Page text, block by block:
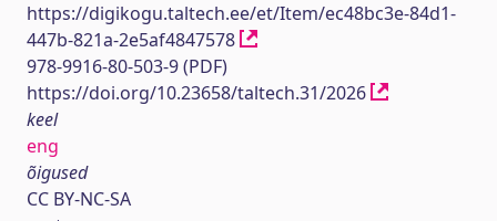
https://digikogu.taltech.ee/et/Item/ec48bc3e-84d1-
447b-821a-2e5af4847578
978-9916-80-503-9 (PDF)
https://doi.org/10.23658/taltech.31/2026
keel
eng
õigused
CC BY-NC-SA